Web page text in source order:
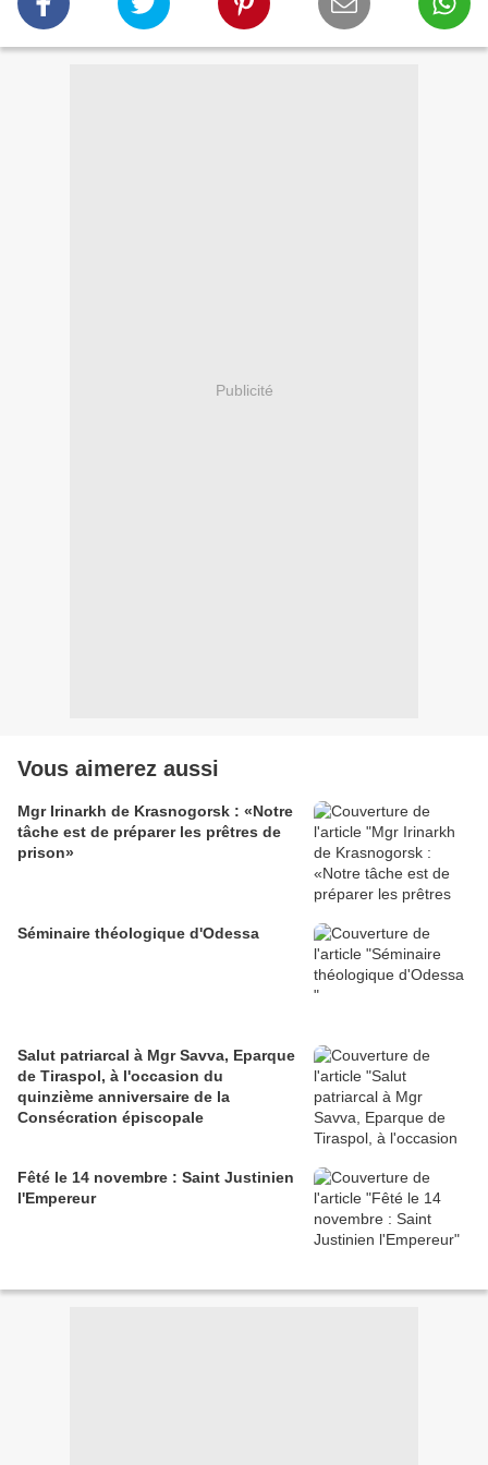
Publicité
Vous aimerez aussi
Mgr Irinarkh de Krasnogorsk : «Notre
tâche est de préparer les prêtres de
prison»
Séminaire théologique d'Odessa
Salut patriarcal à Mgr Savva, Eparque
de Tiraspol, à l'occasion du
quinzième anniversaire de la
Consécration épiscopale
Fêté le 14 novembre : Saint Justinien
l'Empereur